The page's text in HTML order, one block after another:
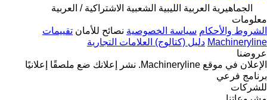
الجماهيرية العربية الليبية الشعبية الاشتراكية / العربية
معلومات
الشروط والأحكام سياسة الخصوصية نصائح للأمان تقييمات
Machineryline دليل (كتالوج) العلامات التجارية
عروضنا
الإعلان في موقع Machineryline.
نشر إعلانك ضع ملصقًا إعلانيًا
برنامج فرعي
للشركات